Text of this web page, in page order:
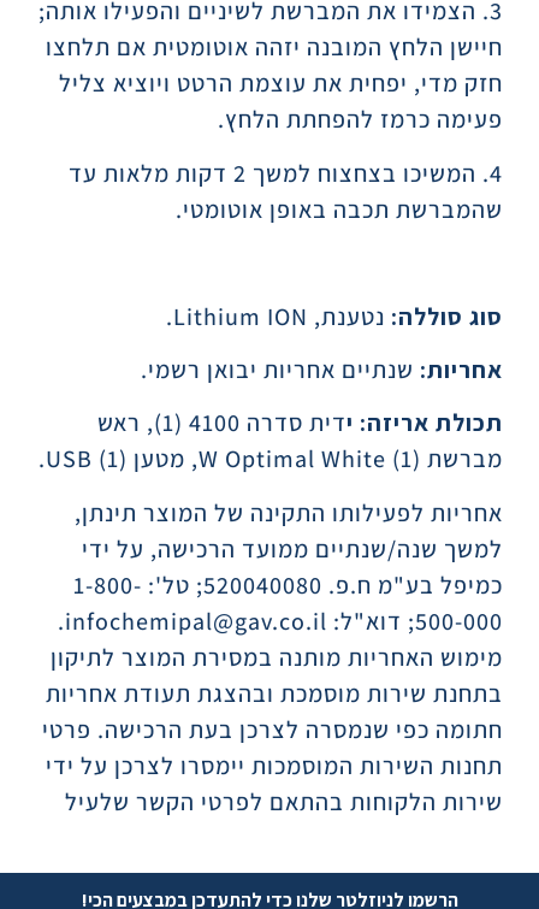
3. הצמידו את המברשת לשיניים והפעילו אותה;
חיישן הלחץ המובנה יזהה אוטומטית אם תלחצו
חזק מדי, יפחית את עוצמת הרטט ויוציא צליל
פעימה כרמז להפחתת הלחץ.
4. המשיכו בצחצוח למשך 2 דקות מלאות עד
שהמברשת תכבה באופן אוטומטי.
סוג סוללה: נטענת, Lithium ION.
אחריות: שנתיים אחריות יבואן רשמי.
תכולת אריזה: י
דית סדרה 4100 (1), ראש
מברשת W Optimal White (1), מטען USB (1).
אחריות לפעילותו התקינה של המוצר תינתן,
למשך שנה/שנתיים ממועד הרכישה, על ידי
כמיפל בע"מ ח.פ. 520040080; טל': 1-800-
500-000; דוא"ל: infochemipal@gav.co.il.
מימוש האחריות מותנה במסירת המוצר לתיקון
בתחנת שירות מוסמכת ובהצגת תעודת אחריות
חתומה כפי שנמסרה לצרכן בעת הרכישה. פרטי
תחנות השירות המוסמכות יימסרו לצרכן על ידי
שירות הלקוחות בהתאם לפרטי הקשר שלעיל
הרשמו לניוזלטר שלנו כדי להתעדכן במבצעים הכי!